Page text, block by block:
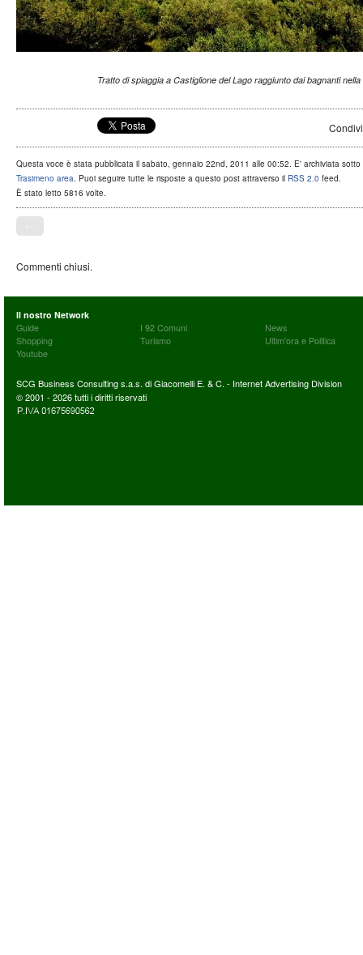
Tratto di spiaggia a Castiglione del Lago raggiunto dai bagnanti
Questa voce è stata pubblicata il sabato, gennaio 22nd, 2011 alle 00:52. E' archiviata sotto
Trasimeno area. Puoi seguire tutte le risposte a questo post attraverso il RSS 2.0 feed.
È stato letto 5816 volte.
Commenti chiusi.
Il nostro Network
Guide
I 92 Comuni
News
Shopping
Turismo
Ultim'ora e Politica
Youtube
SCG Business Consulting s.a.s. di Giacomelli E. & C. - Internet Advertising Division
© 2001 - 2026 tutti i diritti riservati